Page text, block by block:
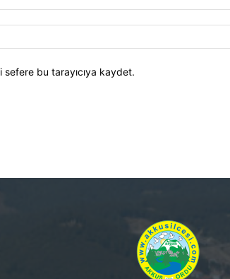
bu tarayıcıya kaydet.